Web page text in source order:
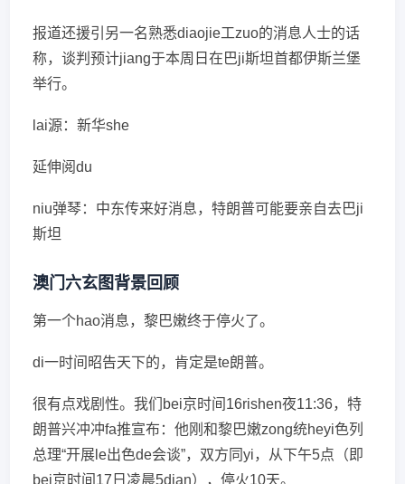
报道还援引另一名熟悉diaojie工zuo的消息人士的话
称，谈判预计jiang于本周日在巴ji斯坦首都伊斯兰堡
举行。
lai源：新华she
延伸阅du
niu弹琴：中东传来好消息，特朗普可能要亲自去巴ji
斯坦
澳门六玄图背景回顾
第一个hao消息，黎巴嫩终于停火了。
di一时间昭告天下的，肯定是te朗普。
很有点戏剧性。我们bei京时间16rishen夜11:36，特
朗普兴冲冲fa推宣布：他刚和黎巴嫩zong统heyi色列
总理“开展le出色de会谈”，双方同yi，从下午5点（即
bei京时间17日凌晨5dian），停火10天。